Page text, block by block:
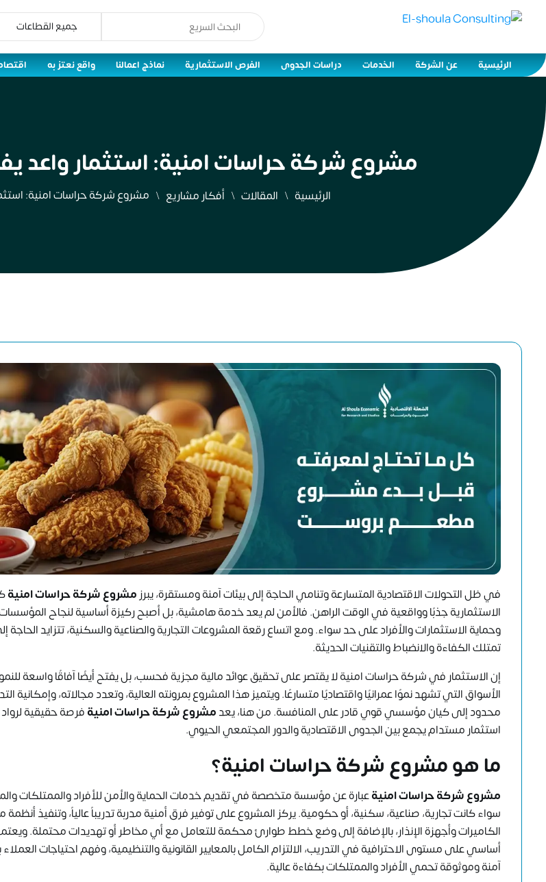
الرئيسية عن الشركة الخدمات دراسات الجدوى الفرص الاستثمارية نماذج اعمالنا واقع نعتز به
مشروع شركة حراسات امنية: استثمار واعد
الرئيسية المقالات أفكار مشاريع مشروع شركة حراسات امنية:
في ظل التحولات الاقتصادية المتسارعة وتنامي الحاجة إلى بيئات آمنة ومستقرة، يبرز مشروع شركة حراسات امنية
الاستثمارية جذبًا وواقعية في الوقت الراهن. فالأمن لم يعد خدمة هامشية، بل أصبح ركيزة أساسية لنجاح المؤسسات،
وحماية الاستثمارات والأفراد على حد سواء. ومع اتساع رقعة المشروعات التجارية والصناعية والسكنية، تتزايد
تمتلك الكفاءة والانضباط والتقنيات الحديثة.
إن الاستثمار في شركة حراسات امنية لا يقتصر على تحقيق عوائد مالية مجزية فحسب، بل يفتح أيضًا آفاقًا واسعة
الأسواق التي تشهد نموًا عمرانيًا واقتصاديًا متسارعًا. ويتميز هذا المشروع بمرونته العالية، وتعدد مجالاته،
محدود إلى كيان مؤسسي قوي قادر على المنافسة. من هنا، يعدمشروع شركة حراسات امنيةفرصة حقيقية لرواد
استثمار مستدام يجمع بين الجدوى الاقتصادية والدور المجتمعي الحيوي.
ما هو مشروع شركة حراسات امنية؟
مشروع شركة حراسات امنيةعبارة عن مؤسسة متخصصة في تقديم خدمات الحماية والأمن للأفراد والممتلكات
سواء كانت تجارية، صناعية، سكنية، أو حكومية. يركز المشروع على توفير فرق أمنية مدربة تدريباً عالياً، وتنفيذ
الكاميرات وأجهزة الإنذار، بالإضافة إلى وضع خطط طوارئ محكمة للتعامل مع أي مخاطر أو تهديدات محتملة.
أساسي على مستوى الاحترافية في التدريب، الالتزام الكامل بالمعايير القانونية والتنظيمية، وفهم احتياجات
آمنة وموثوقة تحمي الأفراد والممتلكات بكفاءة عالية.